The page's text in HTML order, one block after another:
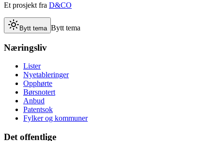
Et prosjekt fra D&CO
Bytt tema Bytt tema
Næringsliv
Lister
Nyetableringer
Opphørte
Børsnotert
Anbud
Patentsok
Fylker og kommuner
Det offentlige